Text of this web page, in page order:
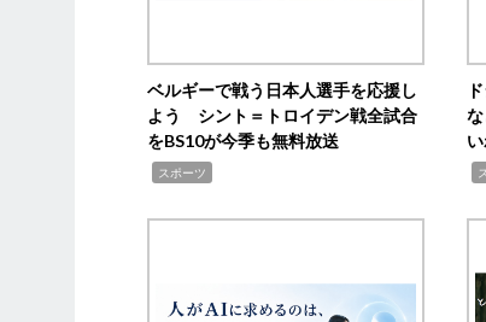
ベルギーで戦う日本人選手を応援し
よう シント＝トロイデン戦全試合
をBS10が今季も無料放送
スポーツ